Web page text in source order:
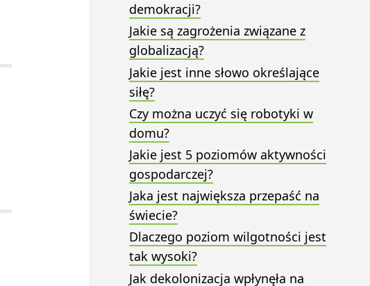
demokracji?
Jakie są zagrożenia związane z
globalizacją?
Jakie jest inne słowo określające
siłę?
Czy można uczyć się robotyki w
domu?
Jakie jest 5 poziomów aktywności
gospodarczej?
Jaka jest największa przepaść na
świecie?
Dlaczego poziom wilgotności jest
tak wysoki?
Jak dekolonizacja wpłynęła na